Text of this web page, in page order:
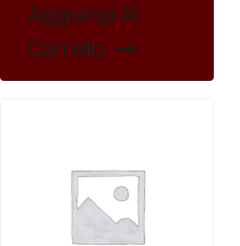
Aggiungi Al
Carrello